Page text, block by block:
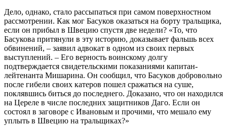
Дело, однако, стало рассыпаться при самом поверхностном
рассмотрении. Как мог Басуков оказаться на борту тральщика,
если он прибыл в Швецию спустя две недели? «То, что
Басукова притянули в эту историю, доказывает фальшь всех
обвинений, – заявил адвокат в одном из своих первых
выступлений. – Его верность воинскому долгу
подтверждается свидетельскими показаниями капитан-
лейтенанта Мишарина. Он сообщил, что Басуков добровольно
после гибели своих катеров пошел сражаться на суше,
поклявшись биться до последнего. Доказано, что он находился
на Цереле в числе последних защитников Даго. Если он
состоял в заговоре с Ивановым и прочими, что мешало ему
уплыть в Швецию на тральщиках?»